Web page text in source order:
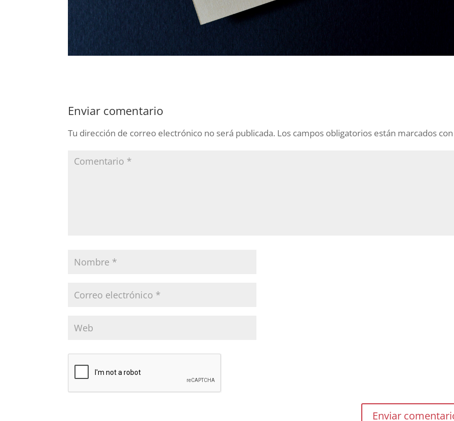
Enviar comentario
Tu dirección de correo electrónico no será publicada. Los campos obligatorios están marcados